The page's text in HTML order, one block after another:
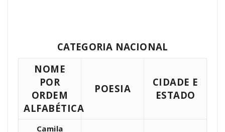
CATEGORIA NACIONAL
NOME
POR
ORDEM
ALFABÉTICA
POESIA
CIDADE E
ESTADO
Camila